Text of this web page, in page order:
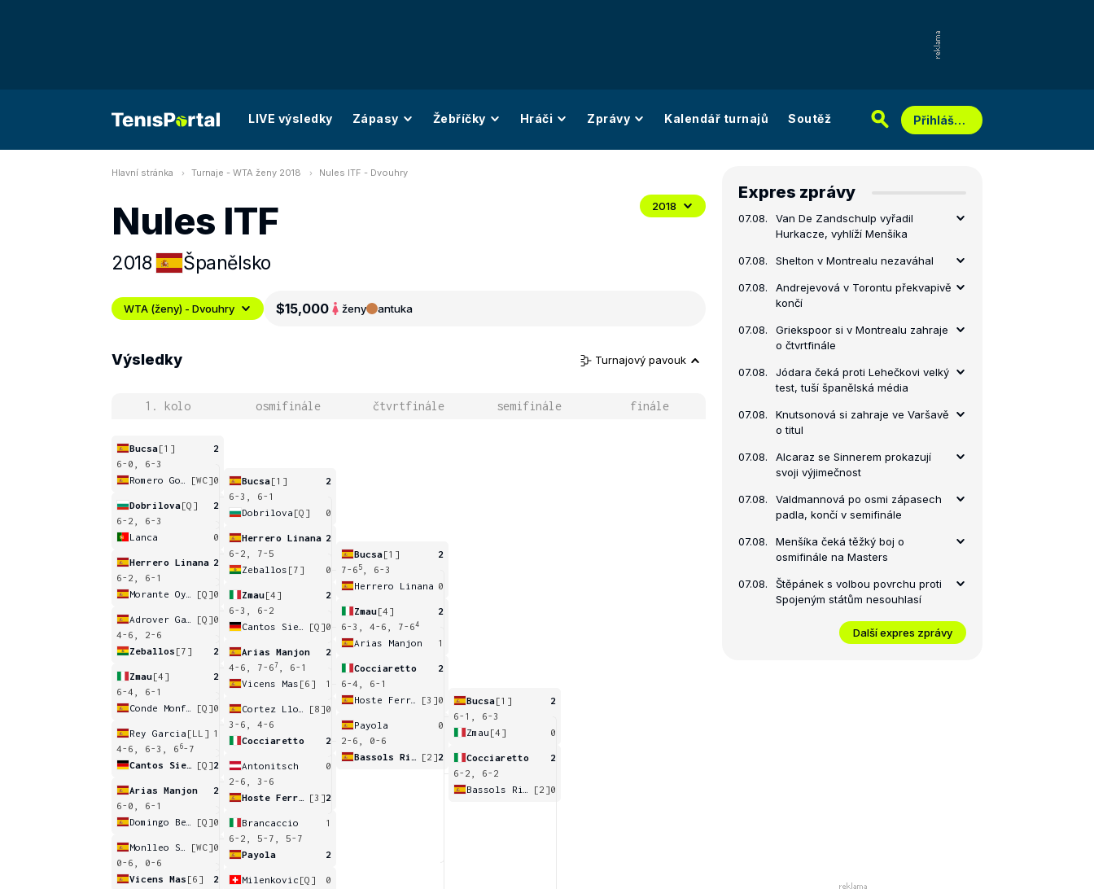
LIVE výsledky Zápasy Žebříčky Hráči Zprávy Kalendář turnajů Soutěž Přihlášení
Hlavní stránka Turnaje - WTA ženy 2018 Nules ITF - Dvouhry
Nules ITF
2018 Španělsko
2018
WTA (ženy) - Dvouhry $15,000 ženy antuka
Výsledky Turnajový pavouk
1. kolo osmifinále čtvrtfinále semifinále finále
Bucsa[1]
2
6-0, 6-3
[WC]0
Dobrilova[Q]
2
6-2, 6-3
Lanca
0
Herrero Linana 2
6-2, 6-1
[Q]0
[Q]0
4-6, 2-6
Zeballos [7] 2
Zmau[4]
2
6-4, 6-1
[Q]0
Rey Garcia [LL] 1
4-6, 6-3, 6 6-7
[Q]2
Arias Manjon
2
6-0, 6-1
[Q]0
[WC]0
0-6, 0-6
Vicens Mas [6] 2
Bucsa[1]
2
6-3, 6-1
Dobrilova [Q] 0
Herrero Linana 2
6-2, 7-5
Zeballos [7] 0
Zmau[4]
2
6-3, 6-2
[Q]0
Arias Manjon
2
4-6, 7-67
, 6-1
Vicens Mas [6] 1
[8]0
3-6, 4-6
Cocciaretto
2
Antonitsch
0
2-6, 3-6
[3]2
Brancaccio
1
6-2, 5-7, 5-7
Payola
2
Milenkovic [Q]
0
Bucsa[1]
2
7-6 5
, 6-3
Herrero Linana 0
Zmau[4]
2
6-3, 4-6, 7-64
Arias Manjon 1
Cocciaretto
2
6-4, 6-1
[3]0
Payola
0
2-6, 0-6
[2]2
Bucsa[1]
2
6-1, 6-3
Zmau [4] 0
Cocciaretto
2
6-2, 6-2
[2]0
Expres zprávy
07.08.
Van De Zandschulp vyřadil
Hurkacze, vyhlíží Menšíka
07.08. Shelton v Montrealu nezaváhal
07.08.
Andrejevová v Torontu překvapivě
končí
07.08.
Griekspoor si v Montrealu zahraje
o čtvrtfinále
07.08.
Jódara čeká proti Lehečkovi velký
test, tuší španělská média
07.08.
Knutsonová si zahraje ve Varšavě
o titul
07.08.
Alcaraz se Sinnerem prokazují
svoji výjimečnost
07.08.
Valdmannová po osmi zápasech
padla, končí v semifinále
07.08.
Menšíka čeká těžký boj o
osmifinále na Masters
07.08.
Štěpánek s volbou povrchu proti
Spojeným státům nesouhlasí
Další expres zprávy